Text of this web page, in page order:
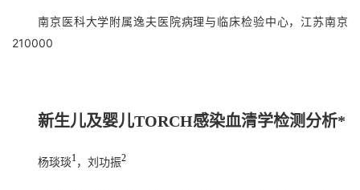
南京医科大学附属逸夫医院病理与临床检验中心，江苏南京
210000
新生儿及婴儿TORCH感染血清学检测分析*
杨琰琰1 ，刘功振2